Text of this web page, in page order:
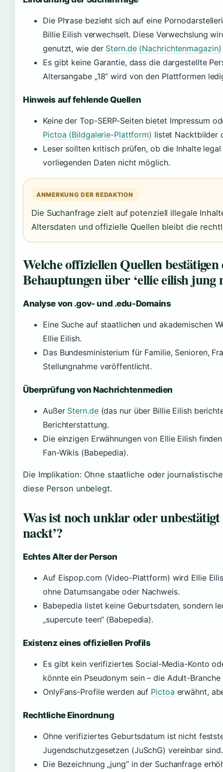
Die Phrase bezieht sich auf eine
Billie Eilish verwechselt. Diese Verwechslung
genutzt, wie der Stern.de (Nachrichtenmagazin)
Es gibt keine Garantie, dass die dargestellte
Altersangabe „18“ wird von den Plattformen
Hinweis auf fehlende Quellen
Keine der Top-SERP-Seiten bietet Impressum
Pictoa (Bildgalerie-Plattform) listet Nacktbilder
Leser sollten kritisch prüfen, ob die Inhalte
vorliegenden Daten nicht möglich.
ANMERKUNG DER REDAKTION
Die Suchanfrage zielt auf potenziell illegale
Altersdaten und offizielle Quellen bleibt die
Welche offiziellen Quellen
Behauptungen über ‘ellie eilish jung
Analyse von .gov- und .edu-Domains
Eine Suche auf staatlichen und akademischen
Ellie Eilish.
Das Bundesministerium für Familie, Senioren,
Stellungnahme veröffentlicht.
Überprüfung von Nachrichtenmedien
Außer Stern.de(das nur über Billie Eilish
Berichterstattung.
Die einzigen Erwähnungen von Ellie Eilish
Fan-Wikis (Babepedia).
Die Implikation: Ohne staatliche oder
diese Person unbelegt.
Was ist noch unklar oder
nackt’?
Echtes Alter der Person
Auf Eispop.com (Video-Plattform) wird Ellie
ohne Datumsangabe oder Nachweis.
Babepedia listet keine Geburtsdaten, sondern
„supercute teen“ (Babepedia).
Existenz eines offiziellen Profils
Es gibt kein verifiziertes Social-Media-Konto
könnte ein Pseudonym sein – die Adult-
OnlyFans-Profile werden auf Pictoa erwähnt,
Rechtliche Einordnung
Ohne verifiziertes Geburtsdatum ist nicht
Jugendschutzgesetzen (JuSchG) vereinbar sind.
Die Bezeichnung „jung“ in der Suchanfrage